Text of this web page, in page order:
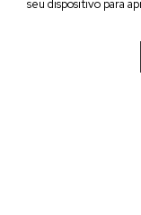
seu dispositivo para